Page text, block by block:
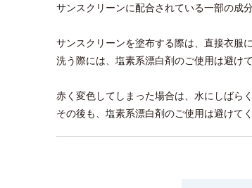
サンスクリーンに配合されている一部の成
サンスクリーンを塗布する際は、直接衣服
洗う際には、塩素系漂白剤のご使用は避け
赤く変色してしまった場合は、水にしばら
その後も、塩素系漂白剤のご使用は避けてく